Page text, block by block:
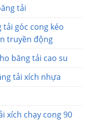
tải
góc cong kéo
truyền động
băng tải cao su
tải xích nhựa
xích chạy cong 90